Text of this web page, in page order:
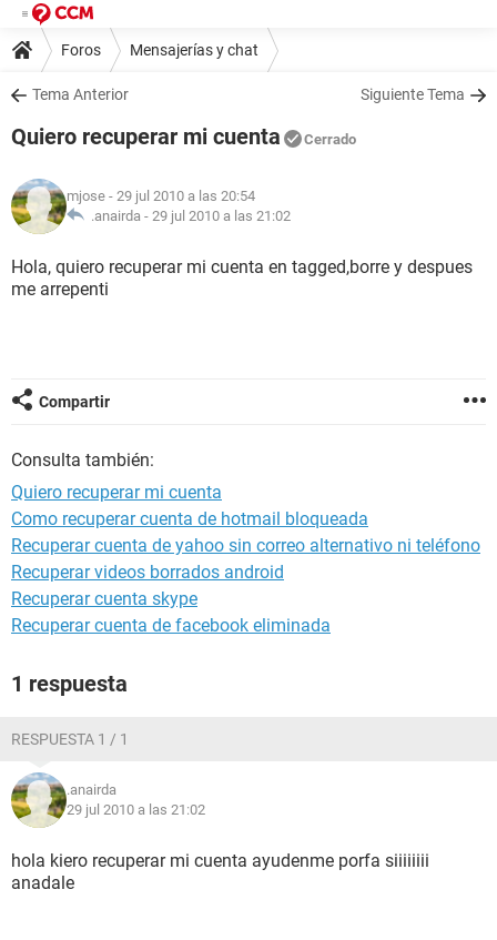
Foros Mensajerías y chat
Tema Anterior Siguiente Tema
Quiero recuperar mi cuenta Cerrado
mjose - 29 jul 2010 a las 20:54
.anairda - 29 jul 2010 a las 21:02
Hola, quiero recuperar mi cuenta en tagged,borre y despues
me arrepenti
Compartir
Consulta también:
Quiero recuperar mi cuenta
Como recuperar cuenta de hotmail bloqueada
Recuperar cuenta de yahoo sin correo alternativo ni teléfono
Recuperar videos borrados android
Recuperar cuenta skype
Recuperar cuenta de facebook eliminada
1 respuesta
RESPUESTA 1 / 1
.anairda
29 jul 2010 a las 21:02
hola kiero recuperar mi cuenta ayudenme porfa siiiiiiii
anadale